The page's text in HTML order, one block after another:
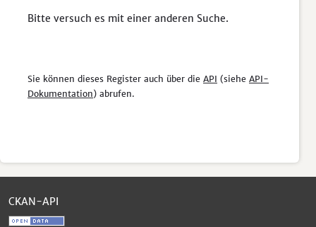
Bitte versuch es mit einer anderen Suche.
Sie können dieses Register auch über die API (siehe API-
Dokumentation) abrufen.
CKAN-API